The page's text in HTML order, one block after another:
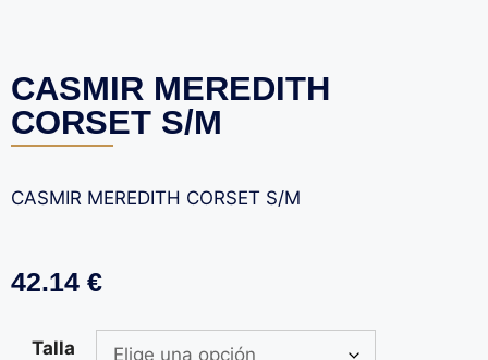
CASMIR MEREDITH
CORSET S/M
CASMIR MEREDITH CORSET S/M
42.14 €
Talla